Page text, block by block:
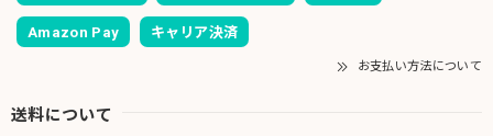
Amazon Pay キャリア決済
お支払い方法について
送料について